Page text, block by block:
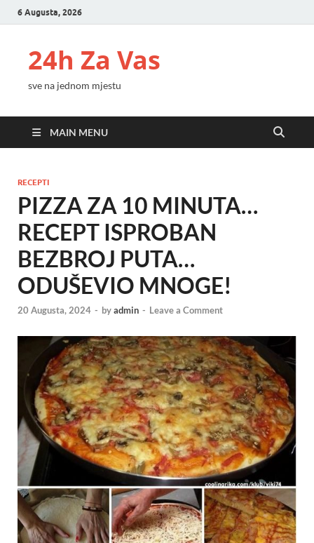
6 Augusta, 2026
24h Za Vas
sve na jednom mjestu
MAIN MENU
RECEPTI
PIZZA ZA 10 MINUTA…
RECEPT ISPROBAN
BEZBROJ PUTA…
ODUŠEVIO MNOGE!
20 Augusta, 2024 - byadmin - Leave a Comment